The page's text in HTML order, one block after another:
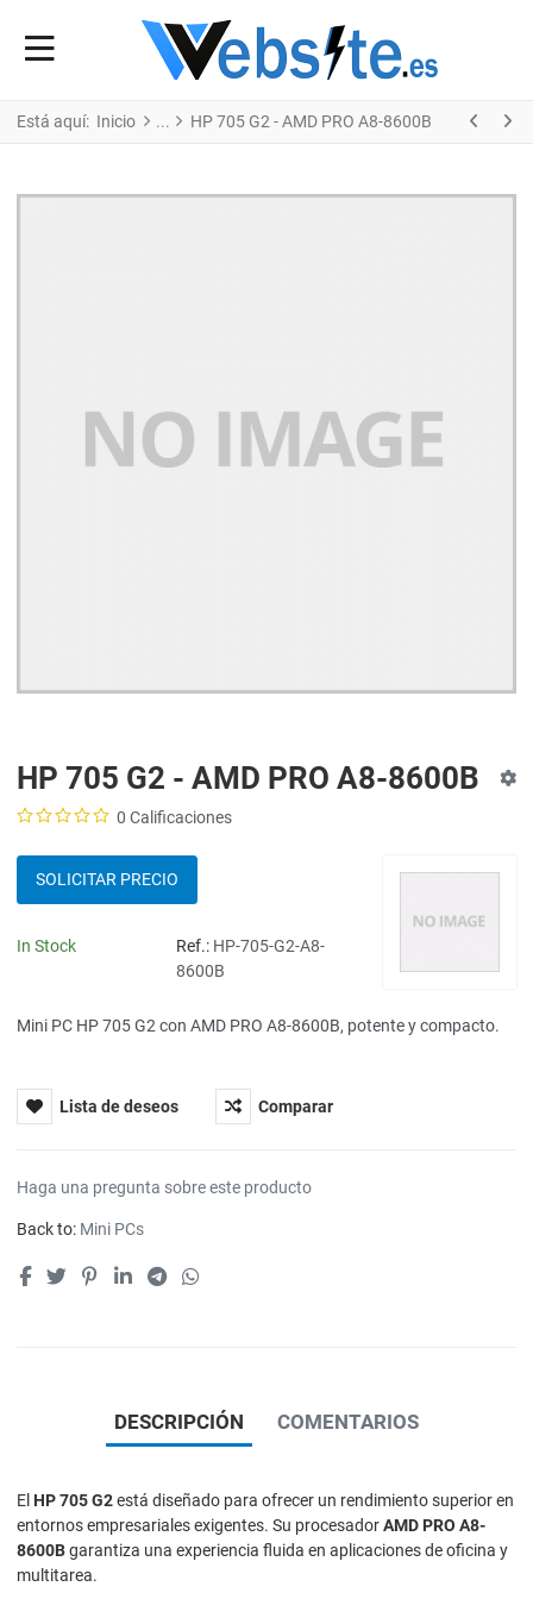
Está aquí: Inicio HP 705 G2 - AMD PRO A8-8600B
HP 705 G2 - AMD PRO A8-8600B
0 Calificaciones
SOLICITAR PRECIO
In Stock Ref.: HP-705-G2-A8-
8600B
Mini PC HP 705 G2 con AMD PRO A8-8600B, potente y compacto.
Lista de deseos Comparar
Haga una pregunta sobre este producto
Back to: Mini PCs
DESCRIPCIÓN COMENTARIOS
El HP 705 G2está diseñado para ofrecer un rendimiento superior en
entornos empresariales exigentes. Su procesadorAMD PRO A8-
8600Bgarantiza una experiencia fluida en aplicaciones de oficina y
multitarea.